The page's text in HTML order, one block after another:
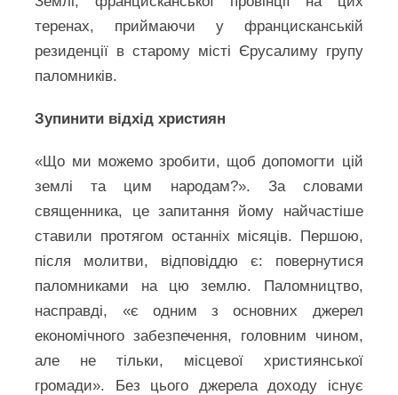
теренах, приймаючи у францисканській
резиденції в старому місті Єрусалиму групу
паломників.
Зупинити відхід християн
«Що ми можемо зробити, щоб допомогти цій
землі та цим народам?». За словами
священника, це запитання йому найчастіше
ставили протягом останніх місяців. Першою,
після молитви, відповіддю є: повернутися
паломниками на цю землю. Паломництво,
насправді, «є одним з основних джерел
економічного забезпечення, головним чином,
але не тільки, місцевої християнської
громади». Без цього джерела доходу існує